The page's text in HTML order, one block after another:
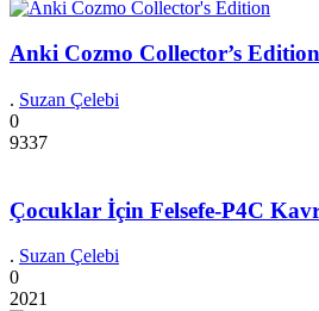
Anki Cozmo Collector’s
. Suzan Çelebi
0
9337
Çocuklar İçin Felsefe-P4C
. Suzan Çelebi
0
2021